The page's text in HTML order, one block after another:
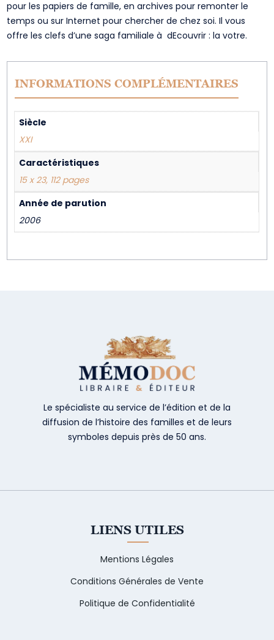
pour les papiers de famille, en archives pour remonter le
temps ou sur Internet pour chercher de chez soi. Il vous
offre les clefs d’une saga familiale à dEcouvrir : la votre.
INFORMATIONS COMPLÉMENTAIRES
Siècle
XXI
Caractéristiques
15 x 23, 112 pages
Année de parution
2006
Le spécialiste au service de l’édition et de la
diffusion de l’histoire des familles et de leurs
symboles depuis près de 50 ans.
LIENS UTILES
Mentions Légales
Conditions Générales de Vente
Politique de Confidentialité